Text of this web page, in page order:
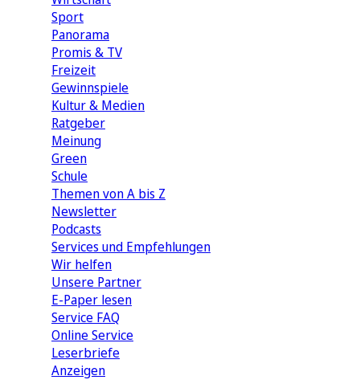
Sport
Panorama
Promis & TV
Freizeit
Gewinnspiele
Kultur & Medien
Ratgeber
Meinung
Green
Schule
Themen von A bis Z
Newsletter
Podcasts
Services und Empfehlungen
Wir helfen
Unsere Partner
E-Paper lesen
Service FAQ
Online Service
Leserbriefe
Anzeigen